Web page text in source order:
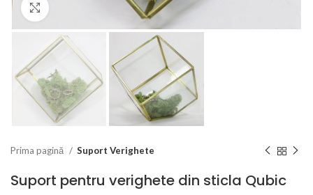
Prima pagină Suport Verighete
Suport pentru verighete din sticla Qubic